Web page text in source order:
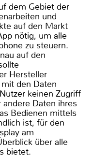
dem Gebiet der
und
auf den Markt
nötig, um alle
zu steuern.
auf den
Hersteller
den Daten
keinen Zugriff
Daten ihres
Bedienen mittels
ist, für den
am
über alle
bietet.